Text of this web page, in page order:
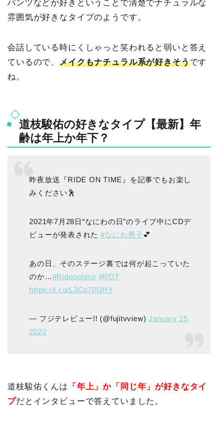
パンツなどが好きということで清楚でナチュラルな
雰囲気が好きなタイプのようです。
会話している時にくしゃっと笑われると弱いと答え
ているので、メイクもナチュラル系が好きそうです
ね。
道枝駿佑の好きなタイプ【最新】年
齢は年上か年下？
昨夜放送『RIDE ON TIME』を記事でもお楽し
みください🕺
2021年7月28日“なにわの日”のライブ中にCDデ
ビューが発表された #なにわ男子💕
あの日、そのステージ裏では何が起こっていた
のか…#Rideontime #ROT
https://t.co/L3Cq70l3HY
— フジテレビュー!! (@fujitvview)January 15,
2022
道枝駿佑くんは 「年上」か「同じ年」が好きなタイ
プだとインタビューで答えていました。